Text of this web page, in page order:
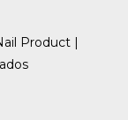
Product |